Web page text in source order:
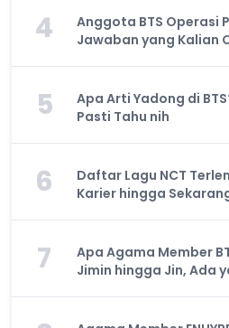
4
Anggota BTS Operasi
Jawaban yang Kalian
5
Apa Arti Yadong di
Pasti Tahu nih
6
Daftar Lagu NCT
Karier hingga
7
Apa Agama Member
Jimin hingga Jin, Ada